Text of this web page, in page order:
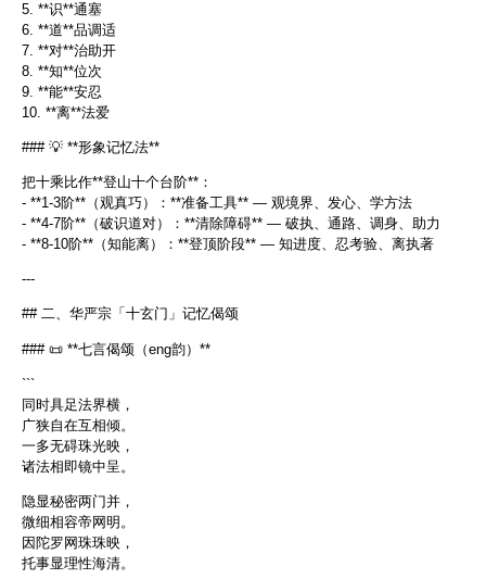
5. **识**通塞
6. **道**品调适
7. **对**治助开
8. **知**位次
9. **能**安忍
10. **离**法爱
### 💡 **形象记忆法**
把十乘比作**登山十个台阶**：
- **1-3阶**（观真巧）：**准备工具** — 观境界、发心、学方法
- **4-7阶**（破识道对）：**清除障碍** — 破执、通路、调身、助力
- **8-10阶**（知能离）：**登顶阶段** — 知进度、忍考验、离执著
---
## 二、华严宗「十玄门」记忆偈颂
### 📜 **七言偈颂（eng韵）**
```
同时具足法界横，
广狭自在互相倾。
一多无碍珠光映，
诸法相即镜中呈。
隐显秘密两门并，
微细相容帝网明。
因陀罗网珠珠映，
托事显理性海清。